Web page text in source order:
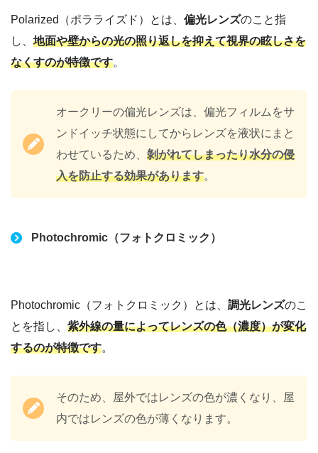
Polarized（ポラライズド）とは、 偏光レンズのこと指
し、 地面や壁からの光の照り返しを抑えて視界の眩しさを
なくすのが特徴です。
オークリーの偏光レンズは、偏光フィルムをサ
ンドイッチ状態にしてからレンズを液状にまと
わせているため、 剝がれてしまったり水分の侵
入を防止する効果があります。
Photochromic（フォトクロミック）
Photochromic（フォトクロミック）とは、 調光レンズのこ
とを指し、 紫外線の量によってレンズの色（濃度）が変化
するのが特徴です。
そのため、屋外ではレンズの色が濃くなり、屋
内ではレンズの色が薄くなります。